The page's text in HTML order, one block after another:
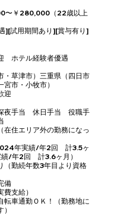
〜￥280,000（22歳以上
][試用期間あり][賞与有り]
ホテル経験者優遇
・草津市）三重県（四日市
市・小牧市）
迎
夜手当 休日手当 役職手
在住エリア外の勤務になっ
年実績/年2回 計3.5ヶ
/年2回 計3.6ヶ月）
（勤続年数3年目より資格
備
支給）
転車通勤ＯＫ！（勤務地に